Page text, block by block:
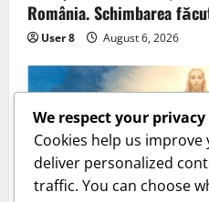
România. Schimbarea
User 8 August 6, 2026
We respect your privacy
Cookies help us improve
deliver personalized
traffic. You can choose